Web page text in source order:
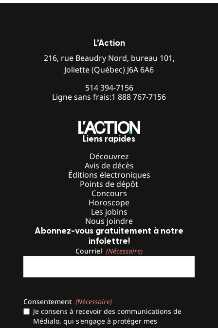
L’Action
216, rue Beaudry Nord, bureau 101,
Joliette (Québec) J6A 6A6
514 394-7156
Ligne sans frais:1 888 767-7156
Liens rapides
Découvrez
Avis de décès
Éditions électroniques
Points de dépôt
Concours
Horoscope
Les jobins
Nous joindre
Abonnez-vous gratuitement à notre
infolettre!
Courriel (Nécessaire)
Consentement (Nécessaire)
Je consens à recevoir des communications de
Médialo, qui s'engage à protéger mes